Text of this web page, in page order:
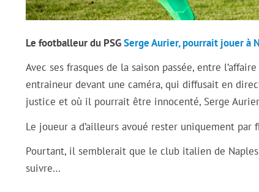
Le footballeur du PSGSerge Aurier, pourrait jouer à
Avec ses frasques de la saison passée, entre
entraineur devant une caméra, qui diffusait en
justice et où il pourrait être innocenté, Serge
Le joueur a d’ailleurs avoué rester uniquement
Pourtant, il semblerait que le club italien de
suivre…